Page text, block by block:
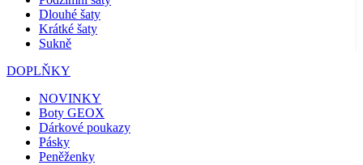
Dlouhé šaty
Krátké šaty
Sukně
DOPLŇKY
NOVINKY
Boty GEOX
Dárkové poukazy
Pásky
Peněženky